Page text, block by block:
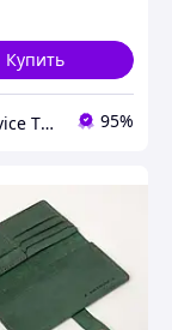
Купить
ProfService ТОВ "Профессиональный сервис" 95%